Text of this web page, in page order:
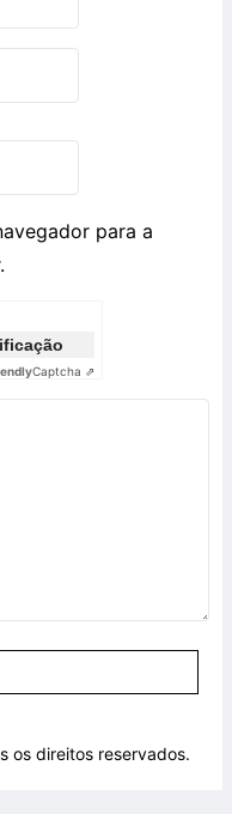
para a
Captcha ⇗
os direitos reservados.